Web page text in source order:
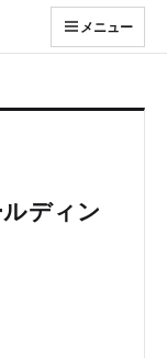
メニュー
ディン